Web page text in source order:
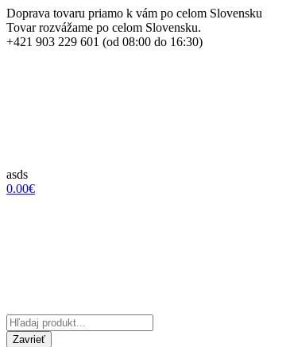
Doprava tovaru priamo k vám po celom Slovensku
Tovar rozvážame po celom Slovensku.
+421 903 229 601 (od 08:00 do 16:30)
asds
0.00€
Zavrieť